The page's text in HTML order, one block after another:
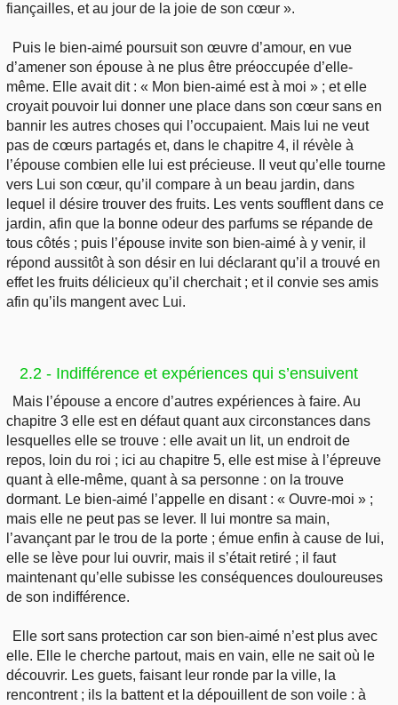
fiançailles, et au jour de la joie de son cœur ».
Puis le bien-aimé poursuit son œuvre d’amour, en vue
d’amener son épouse à ne plus être préoccupée d’elle-
même. Elle avait dit : « Mon bien-aimé est à moi » ; et elle
croyait pouvoir lui donner une place dans son cœur sans en
bannir les autres choses qui l’occupaient. Mais lui ne veut
pas de cœurs partagés et, dans le chapitre 4, il révèle à
l’épouse combien elle lui est précieuse. Il veut qu’elle tourne
vers Lui son cœur, qu’il compare à un beau jardin, dans
lequel il désire trouver des fruits. Les vents soufflent dans ce
jardin, afin que la bonne odeur des parfums se répande de
tous côtés ; puis l’épouse invite son bien-aimé à y venir, il
répond aussitôt à son désir en lui déclarant qu’il a trouvé en
effet les fruits délicieux qu’il cherchait ; et il convie ses amis
afin qu’ils mangent avec Lui.
2.2 - Indifférence et expériences qui s’ensuivent
Mais l’épouse a encore d’autres expériences à faire. Au
chapitre 3 elle est en défaut quant aux circonstances dans
lesquelles elle se trouve : elle avait un lit, un endroit de
repos, loin du roi ; ici au chapitre 5, elle est mise à l’épreuve
quant à elle-même, quant à sa personne : on la trouve
dormant. Le bien-aimé l’appelle en disant : « Ouvre-moi » ;
mais elle ne peut pas se lever. Il lui montre sa main,
l’avançant par le trou de la porte ; émue enfin à cause de lui,
elle se lève pour lui ouvrir, mais il s’était retiré ; il faut
maintenant qu’elle subisse les conséquences douloureuses
de son indifférence.
Elle sort sans protection car son bien-aimé n’est plus avec
elle. Elle le cherche partout, mais en vain, elle ne sait où le
découvrir. Les guets, faisant leur ronde par la ville, la
rencontrent ; ils la battent et la dépouillent de son voile : à